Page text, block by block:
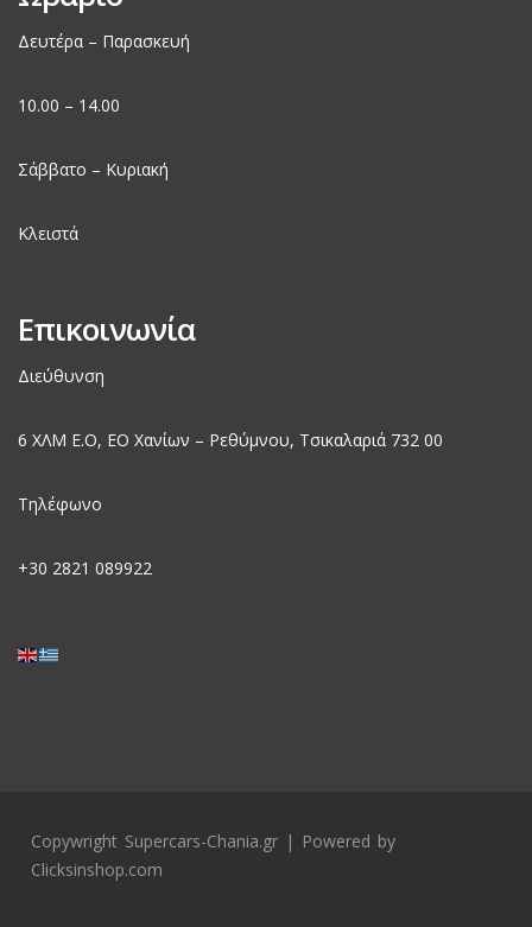
Δευτέρα – Παρασκευή
10.00 – 14.00
Σάββατο – Κυριακή
Κλειστά
Επικοινωνία
Διεύθυνση
6 ΧΛΜ Ε.Ο, EO Χανίων – Ρεθύμνου, Τσικαλαριά 732 00
Τηλέφωνο
+30 2821 089922
Copywright Supercars-Chania.gr | Powered by
Clicksinshop.com